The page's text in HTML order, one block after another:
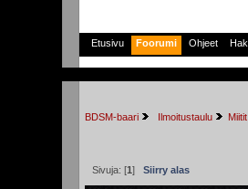
Etusivu Foorumi Ohjeet
BDSM-baari Ilmoitustaulu Miitit
Sivuja: [1]Siirry alas